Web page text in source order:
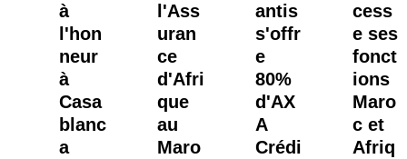
à
l'hon
neur
à
Casa
blanc
a
l'Ass
uran
ce
d'Afri
que
au
Maro
antis
s'offr
e
80%
d'AX
A
Crédi
cess
e ses
fonct
ions
Maro
c et
Afriq